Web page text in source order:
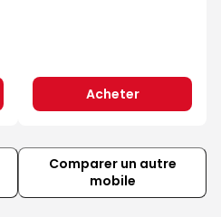
Acheter
Comparer un autre
mobile